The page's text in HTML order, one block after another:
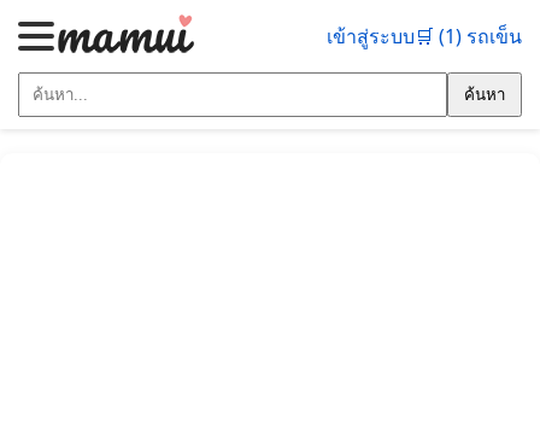
เข้าสู่ระบบ🛒 (1) รถเข็น
ค้นหา